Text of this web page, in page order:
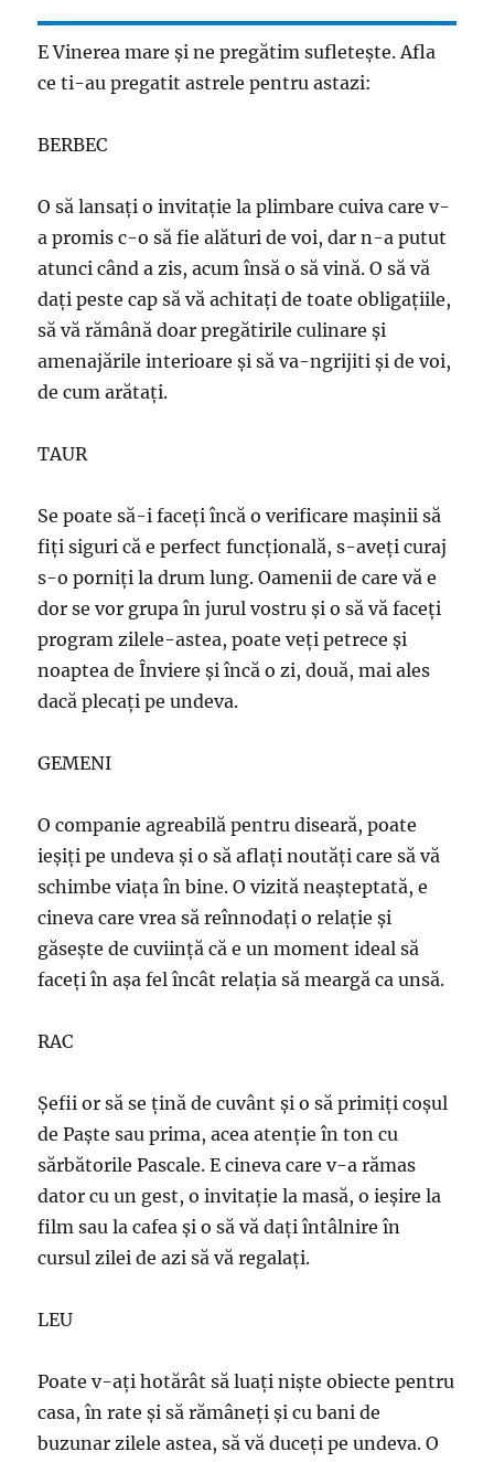
E Vinerea mare şi ne pregătim sufleteşte. Afla
ce ti-au pregatit astrele pentru astazi:
BERBEC
O să lansaţi o invitaţie la plimbare cuiva care v-
a promis c-o să fie alături de voi, dar n-a putut
atunci când a zis, acum însă o să vină. O să vă
daţi peste cap să vă achitaţi de toate obligaţiile,
să vă rămână doar pregătirile culinare şi
amenajările interioare şi să va-ngrijiti şi de voi,
de cum arătaţi.
TAUR
Se poate să-i faceţi încă o verificare maşinii să
fiţi siguri că e perfect funcţională, s-aveţi curaj
s-o porniţi la drum lung. Oamenii de care vă e
dor se vor grupa în jurul vostru şi o să vă faceţi
program zilele-astea, poate veţi petrece şi
noaptea de Înviere şi încă o zi, două, mai ales
dacă plecaţi pe undeva.
GEMENI
O companie agreabilă pentru diseară, poate
ieşiţi pe undeva şi o să aflaţi noutăţi care să vă
schimbe viaţa în bine. O vizită neaşteptată, e
cineva care vrea să reînnodaţi o relaţie şi
găseşte de cuviinţă că e un moment ideal să
faceţi în aşa fel încât relaţia să meargă ca unsă.
RAC
Şefii or să se ţină de cuvânt şi o să primiţi coşul
de Paşte sau prima, acea atenţie în ton cu
sărbătorile Pascale. E cineva care v-a rămas
dator cu un gest, o invitaţie la masă, o ieşire la
film sau la cafea şi o să vă daţi întâlnire în
cursul zilei de azi să vă regalaţi.
LEU
Poate v-aţi hotărât să luaţi nişte obiecte pentru
casa, în rate şi să rămâneţi şi cu bani de
buzunar zilele astea, să vă duceţi pe undeva. O